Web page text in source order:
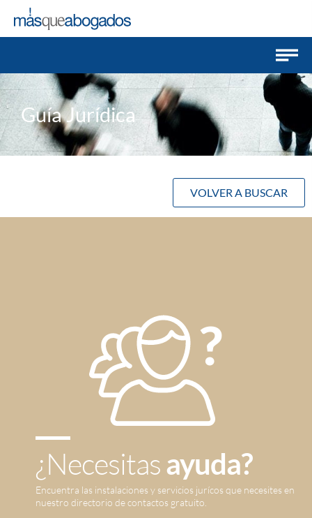
Guía Jurídica
VOLVER A BUSCAR
¿Necesitasayuda?
Encuentra las instalaciones y servicios jurícos que necesites en
nuestro directorio de contactos gratuito.